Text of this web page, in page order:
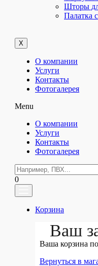
Шторы
Палатка
X
О компании
Услуги
Контакты
Фотогалерея
Menu
О компании
Услуги
Контакты
Фотогалерея
0
Корзина
Ваш
Ваша корзина
Вернуться в